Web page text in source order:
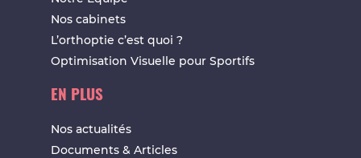
Nos cabinets
L’orthoptie c’est quoi ?
Optimisation Visuelle pour Sportifs
EN PLUS
Nos actualités
Documents & Articles